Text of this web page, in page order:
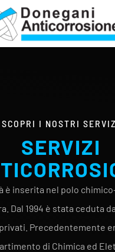
SCOPRI I NOSTRI
SERVIZI
è inserita nel polo
Dal 1994 è stata ceduta
privati. Precedentemente
di Chimica ed